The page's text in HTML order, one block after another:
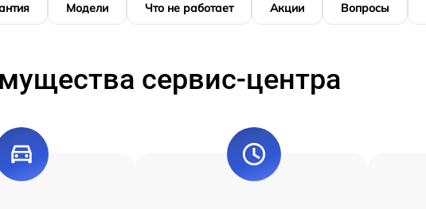
Модели Что не работает Акции Вопросы
сервис-центра